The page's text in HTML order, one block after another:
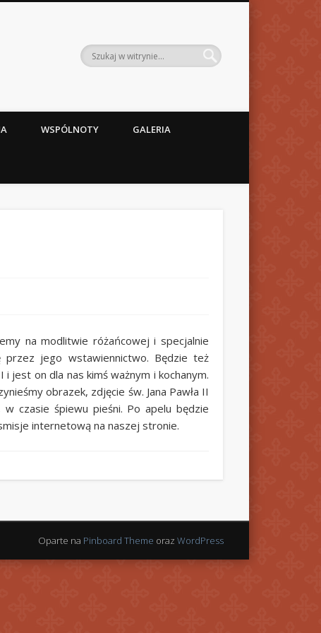
WSPÓLNOTY GALERIA
na modlitwie różańcowej i specjalnie
przez jego wstawiennictwo. Będzie też
jest on dla nas kimś ważnym i kochanym.
obrazek, zdjęcie św. Jana Pawła II
czasie śpiewu pieśni. Po apelu będzie
internetową na naszej stronie.
Oparte na Pinboard Theme oraz WordPress